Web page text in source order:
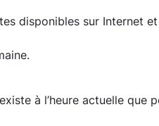
disponibles sur Internet
à l’heure actuelle